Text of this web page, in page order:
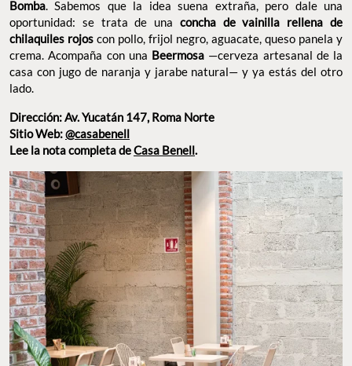
dale una oportunidad: se trata de unaconcha de vainilla rellena
de chilaquiles rojoscon pollo, frijol negro, aguacate, queso
panela y crema. Acompaña con unaBeermosa—cerveza
artesanal de la casa con jugo de naranja y jarabe natural— y ya
estás del otro lado.
Dirección: Av. Yucatán 147, Roma Norte
Sitio Web:@casabenell
Lee la nota completa deCasa Benell.